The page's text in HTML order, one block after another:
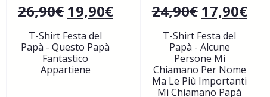
26,90€ 19,90€
T-Shirt Festa del
Papà - Questo Papà
Fantastico
Appartiene
24,90€ 17,90€
T-Shirt Festa del
Papà - Alcune
Persone Mi
Chiamano Per Nome
Ma Le Più Importanti
Mi Chiamano Papà